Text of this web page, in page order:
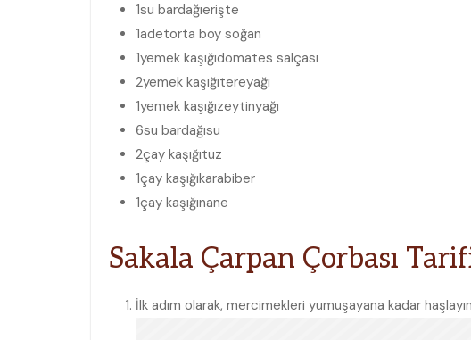
1su bardağıerişte
1adetorta boy soğan
1yemek kaşığıdomates salçası
2yemek kaşığıtereyağı
1yemek kaşığızeytinyağı
6su bardağısu
2çay kaşığıtuz
1çay kaşığıkarabiber
1çay kaşığınane
Sakala Çarpan Çorbası
İlk adım olarak, mercimekleri yumuşayana kadar